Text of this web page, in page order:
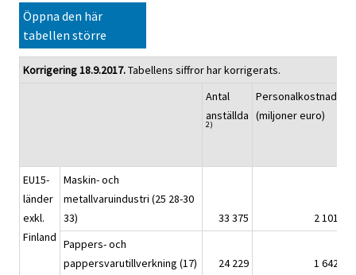
Öppna den här
tabellen större
Korrigering 18.9.2017.Tabellens siffror har korrigerats.
Antal
anställda
2)
Personalkostnader
(miljoner euro)
EU15-
länder
exkl.
Finland
Maskin- och
metallvaruindustri (25 28-30
33)
33 375
2 101,4
Pappers- och
pappersvarutillverkning (17)
24 229
1 642,1